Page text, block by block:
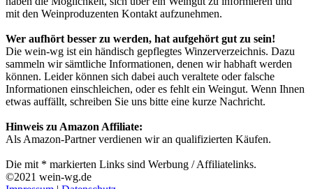
mit den Weinproduzenten Kontakt aufzunehmen.
Wer aufhört besser zu werden, hat aufgehört gut zu sein!
Die wein-wg ist ein händisch gepflegtes Winzerverzeichnis. Dazu
sammeln wir sämtliche Informationen, denen wir habhaft werden
können. Leider können sich dabei auch veraltete oder falsche
Informationen einschleichen, oder es fehlt ein Weingut. Wenn Ihnen
etwas auffällt, schreiben Sie uns bitte eine kurze Nachricht.
Hinweis zu Amazon Affiliate:
Als Amazon-Partner verdienen wir an qualifizierten Käufen.
Die mit * markierten Links sind Werbung / Affiliatelinks.
©2021 wein-wg.de